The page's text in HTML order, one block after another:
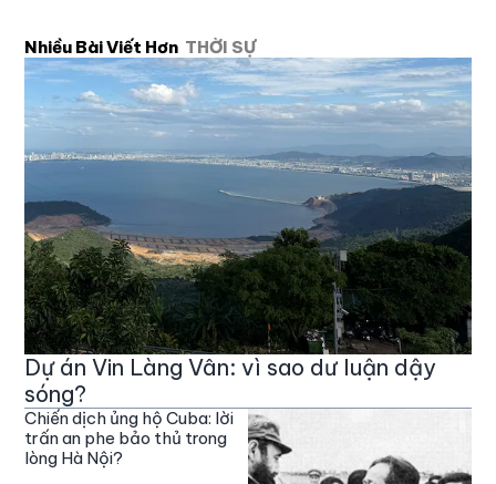
Nhiều Bài Viết Hơn THỜI SỰ
Dự án Vin Làng Vân: vì sao dư luận dậy
sóng?
Chiến dịch ủng hộ Cuba: lời
trấn an phe bảo thủ trong
lòng Hà Nội?